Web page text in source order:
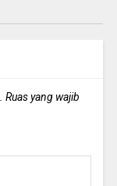
Ruas yang wajib